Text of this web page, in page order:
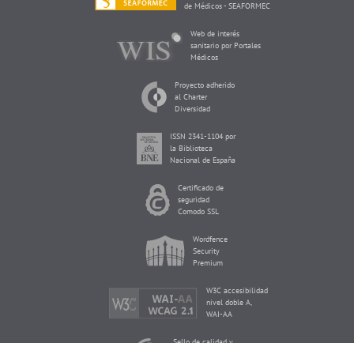
de Médicos - SEAFORMEC
Web de interés
sanitario por Portales
Médicos
Proyecto adherido
al Charter
Diversidad
ISSN 2341-1104 por
la Biblioteca
Nacional de España
Certificado de
seguridad
Comodo SSL
Wordfence
Security
Premium
W3C accesibilidad
nivel doble A,
WAI-AA